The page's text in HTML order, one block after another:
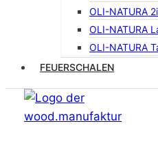
OLI-NATURA
OLI-NATURA
OLI-NATURA
FEUERSCHALEN